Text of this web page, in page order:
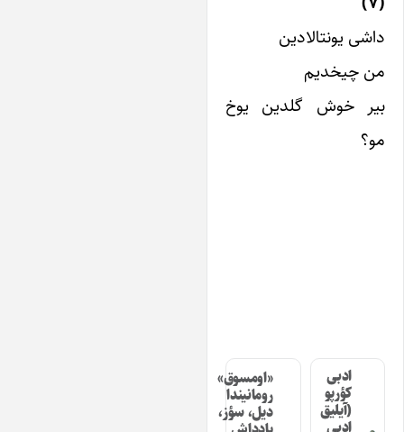
یونتالادین
چیخدیم
خوش گلدین یوخ
ادبی
کؤرپو
(آیلیق
«اومسوق»
رومانیندا
دیل، سؤز،